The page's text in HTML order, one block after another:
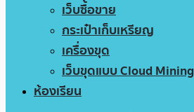
เว็บซื้อขาย
กระเป๋าเก็บเหรียญ
เครื่องขุด
เว็บขุดแบบ Cloud Mining
ห้องเรียน